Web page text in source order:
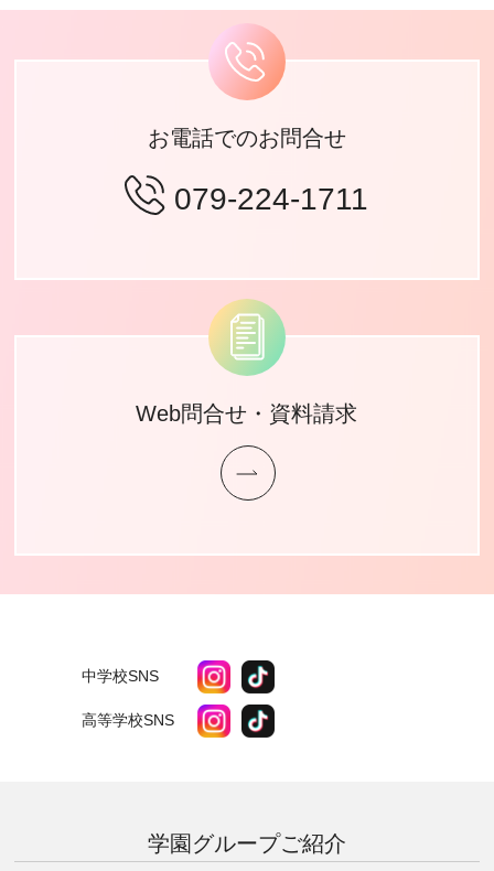
お電話でのお問合せ
079-224-1711
Web問合せ・資料請求
中学校SNS
高等学校SNS
学園グループご紹介